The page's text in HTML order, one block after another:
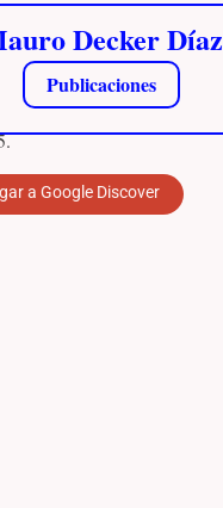
Decker Díaz
Publicaciones
a Google Discover